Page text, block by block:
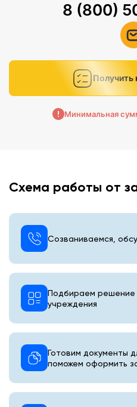
8 (800)
Получить
Минимальная
Схема работы от
Созваниваемся,
Подбираем решение
учреждения
Готовим документы
поможем оформить